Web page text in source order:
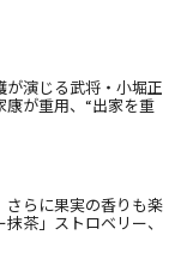
が演じる武将・小堀正
が重用、“出家を重
さらに果実の香りも楽
茶」ストロベリー、